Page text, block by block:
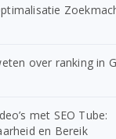
over ranking in
met SEO Tube:
en Bereik